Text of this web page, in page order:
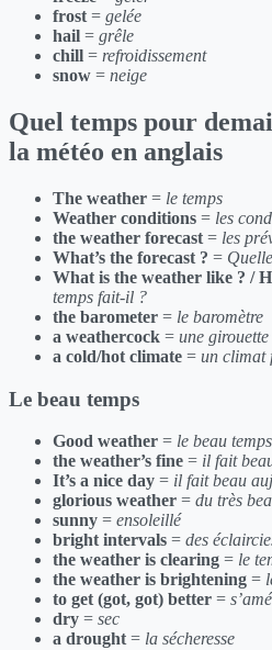
frost = gelée
hail = grêle
chill = refroidissement
snow = neige
Quel temps pour
la météo en anglais
The weather = le temps
Weather conditions = les
the weather forecast = les
What’s the forecast ? =
What is the weather like ? /
temps fait-il ?
the barometer = le baromètre
a weathercock = une girouette
a cold/hot climate = un climat
Le beau temps
Good weather = le beau temps
the weather’s fine = il fait
It’s a nice day = il fait beau
glorious weather = du très
sunny = ensoleillé
bright intervals = des
the weather is clearing = le
the weather is brightening =
to get (got, got) better =
dry = sec
a drought = la sécheresse